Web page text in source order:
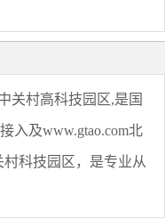
关村高科技园区,是国
入及www.gtao.com北
科技园区，是专业从